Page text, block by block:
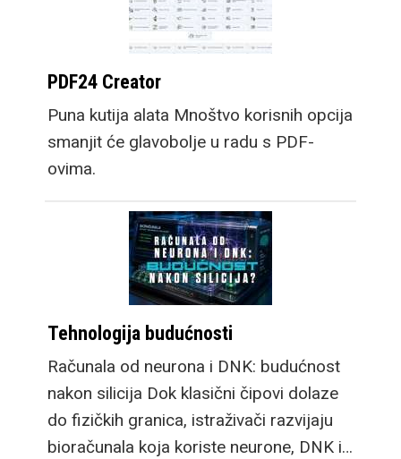
PDF24 Creator
Puna kutija alata Mnoštvo korisnih opcija
smanjit će glavobolje u radu s PDF-
ovima.
Tehnologija budućnosti
Računala od neurona i DNK: budućnost
nakon silicija Dok klasični čipovi dolaze
do fizičkih granica, istraživači razvijaju
bioračunala koja koriste neurone, DNK i…